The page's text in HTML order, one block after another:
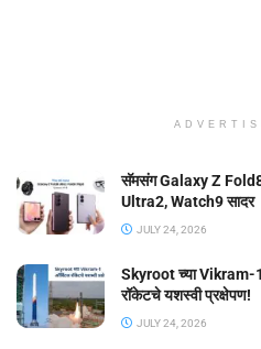
सॅमसंग Galaxy Z
Ultra2, Watch9 सादर
JULY 24, 2026
Skyroot च्या Vikram-1
रॉकेटचे यशस्वी प्रक्षेपण!
JULY 24, 2026